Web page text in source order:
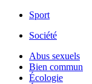
Sport
Société
Abus sexuels
Bien commun
Écologie